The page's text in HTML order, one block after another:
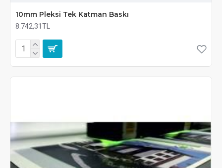
10mm Pleksi Tek Katman Baskı
8.742,31TL